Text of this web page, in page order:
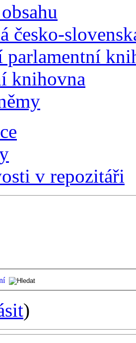
česko-
knihovna
v repozitáři
)